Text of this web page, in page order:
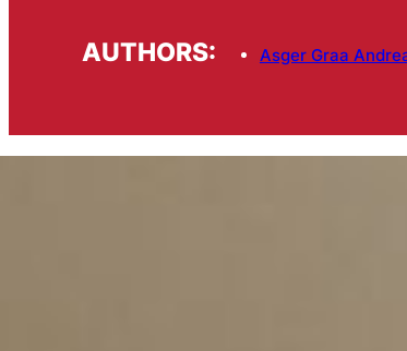
AUTHORS: Asger Graa